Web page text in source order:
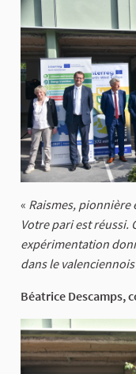
« Raismes, pionnière
Votre pari est réussi.
expérimentation
dans le
Béatrice Descamps,